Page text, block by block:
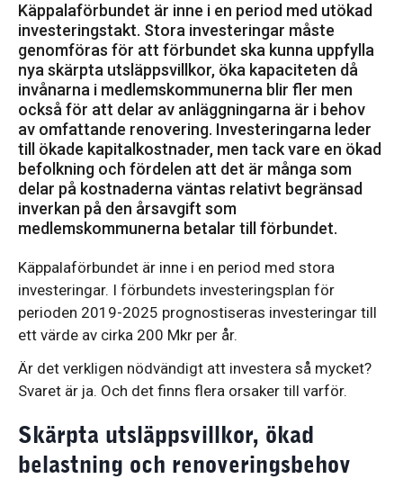
Käppalaförbundet är inne i en period med utökad
investeringstakt. Stora investeringar måste
genomföras för att förbundet ska kunna uppfylla
nya skärpta utsläppsvillkor, öka kapaciteten då
invånarna i medlemskommunerna blir fler men
också för att delar av anläggningarna är i behov
av omfattande renovering. Investeringarna leder
till ökade kapitalkostnader, men tack vare en ökad
befolkning och fördelen att det är många som
delar på kostnaderna väntas relativt begränsad
inverkan på den årsavgift som
medlemskommunerna betalar till förbundet.
Käppalaförbundet är inne i en period med stora
investeringar. I förbundets investeringsplan för
perioden 2019-2025 prognostiseras investeringar till
ett värde av cirka 200 Mkr per år.
Är det verkligen nödvändigt att investera så mycket?
Svaret är ja. Och det finns flera orsaker till varför.
Skärpta utsläppsvillkor, ökad
belastning och renoveringsbehov